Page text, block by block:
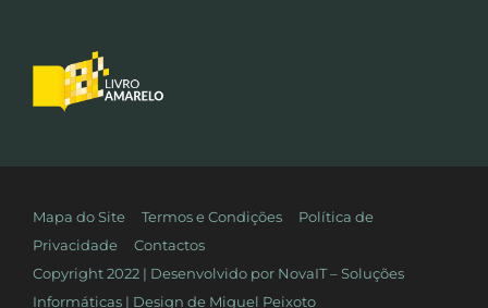
Mapa do Site Termos e Condições
Política de
Privacidade
Contactos
Copyright 2022 | Desenvolvido por NovaIT – Soluções
Informáticas| Design de Miguel Peixoto